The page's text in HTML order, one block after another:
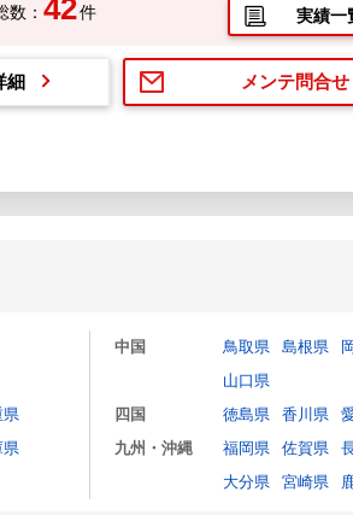
数： 42件 実績一
メンテ問合せ
細
県
県
中国 鳥取県 島根県
山口県
四国
徳島県 香川県
九州・沖縄
福岡県 佐賀県
大分県
宮崎県